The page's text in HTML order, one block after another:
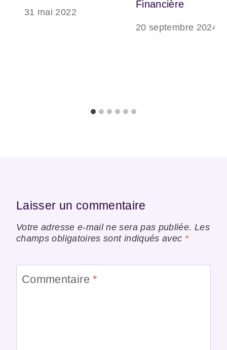
31 mai 2022
Financière
20 septembre 2024
Laisser un commentaire
Votre adresse e-mail ne sera pas publiée. Les
champs obligatoires sont indiqués avec *
Commentaire*